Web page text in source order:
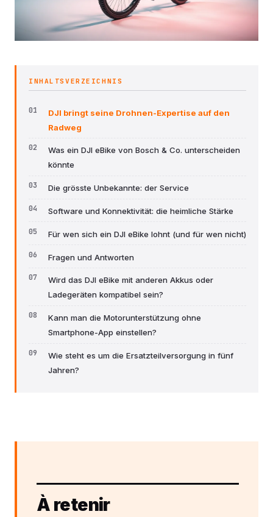
INHALTSVERZEICHNIS
DJI bringt seine Drohnen-Expertise auf den
Radweg
Was ein DJI eBike von Bosch & Co. unterscheiden
könnte
Die grösste Unbekannte: der Service
Software und Konnektivität: die heimliche Stärke
Für wen sich ein DJI eBike lohnt (und für wen nicht)
Fragen und Antworten
Wird das DJI eBike mit anderen Akkus oder
Ladegeräten kompatibel sein?
Kann man die Motorunterstützung ohne
Smartphone-App einstellen?
Wie steht es um die Ersatzteilversorgung in fünf
Jahren?
À retenir